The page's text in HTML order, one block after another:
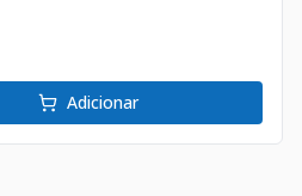
Adicionar